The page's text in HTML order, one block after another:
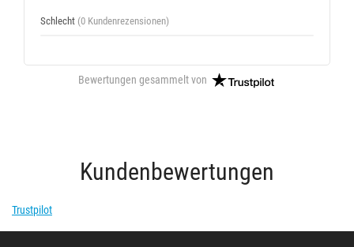
Schlecht (0 Kundenrezensionen)
Bewertungen gesammelt von
Kundenbewertungen
Trustpilot